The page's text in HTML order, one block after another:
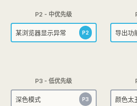
P2 - 中优先级
某浏览器显示异常 P2 导出功
P3 - 低优先级
深色模式 P3 颜色太